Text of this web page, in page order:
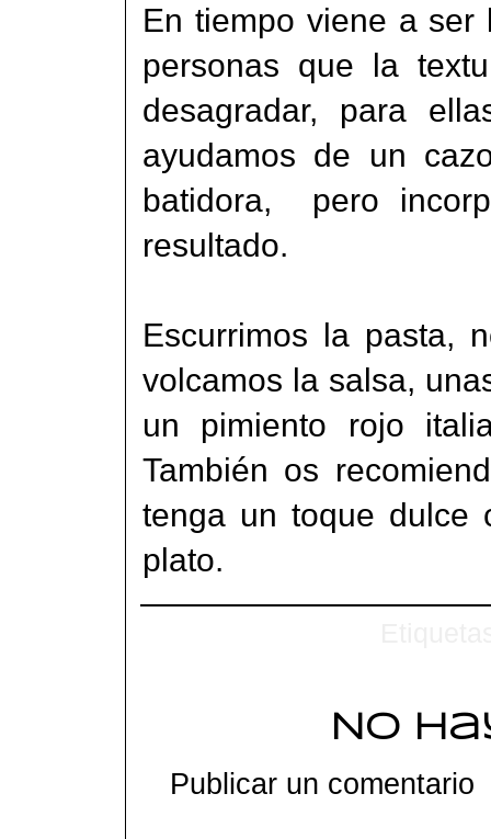
En tiempo viene a
personas que la
desagradar, para
ayudamos de un
batidora, pero
resultado.
Escurrimos la pasta,
volcamos la salsa,
un pimiento rojo
También os
tenga un toque dulce
plato.
No
Publicar un comentario